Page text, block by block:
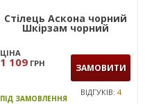
Стілець Майстер хром
ЦІНА
ЗАМОВИТИ